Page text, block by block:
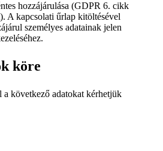
hozzájárulása (GDPR 6. cikk
A kapcsolati űrlap kitöltésével
személyes adatainak jelen
köre
a következő adatokat kérhetjük